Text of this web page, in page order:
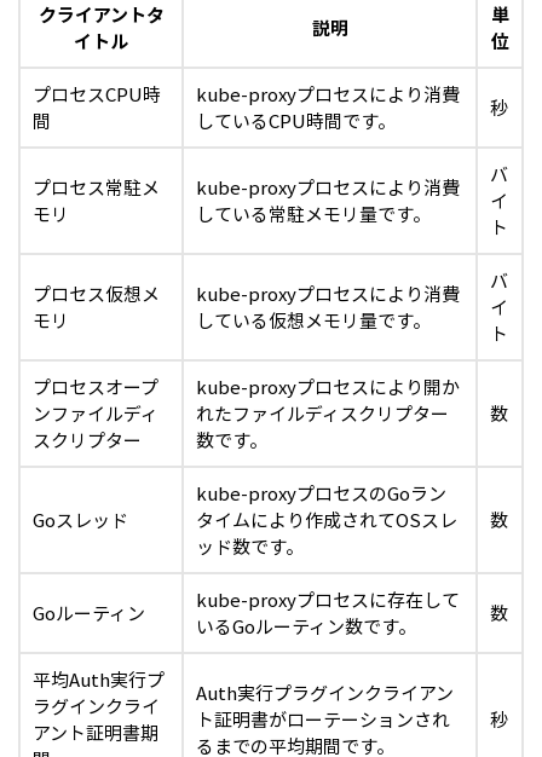
クライアントタ
イトル
説明
単
位
プロセスCPU時
間
kube-proxyプロセスにより消費
しているCPU時間です。
秒
プロセス常駐メ
モリ
kube-proxyプロセスにより消費
している常駐メモリ量です。
バ
イ
ト
プロセス仮想メ
モリ
kube-proxyプロセスにより消費
している仮想メモリ量です。
バ
イ
ト
プロセスオープ
ンファイルディ
スクリプター
kube-proxyプロセスにより開か
れたファイルディスクリプター
数です。
数
Goスレッド
kube-proxyプロセスのGoラン
タイムにより作成されてOSスレ
ッド数です。
数
Goルーティン
kube-proxyプロセスに存在して
いるGoルーティン数です。
数
平均Auth実行プ
ラグインクライ
アント証明書期
Auth実行プラグインクライアン
ト証明書がローテーションされ
るまでの平均期間です。
秒